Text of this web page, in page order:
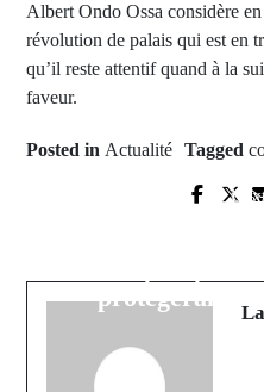
Albert Ondo Ossa considère
révolution de palais qui est en
qu’il reste attentif quand à la
faveur.
Posted in Actualité Tagged
protégerai ce